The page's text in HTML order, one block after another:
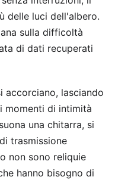
delle luci dell'albero.
sulla difficoltà
di dati recuperati
accorciano, lasciando
momenti di intimità
una chitarra, si
trasmissione
non sono reliquie
hanno bisogno di